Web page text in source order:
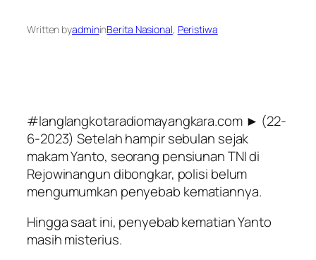
Written byadmininBerita Nasional, Peristiwa
#langlangkotaradiomayangkara.com ► (22-
6-2023) Setelah hampir sebulan sejak
makam Yanto, seorang pensiunan TNI di
Rejowinangun dibongkar, polisi belum
mengumumkan penyebab kematiannya.
Hingga saat ini, penyebab kematian Yanto
masih misterius.